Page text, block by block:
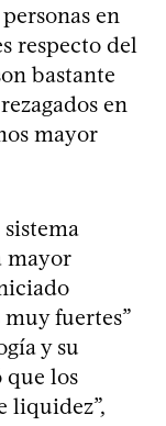
en
respecto del
bastante
en
mayor
mayor
muy fuertes”
y su
que los
liquidez”,